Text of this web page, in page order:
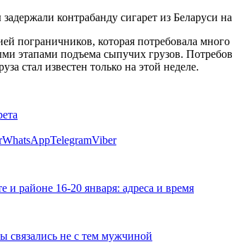
пограничников, которая потребовала
этапами подъема сыпучих грузов.
стал известен только на этой неделе.
WhatsAppTelegramViber
и районе 16-20 января: адреса и время
связались не с тем мужчиной